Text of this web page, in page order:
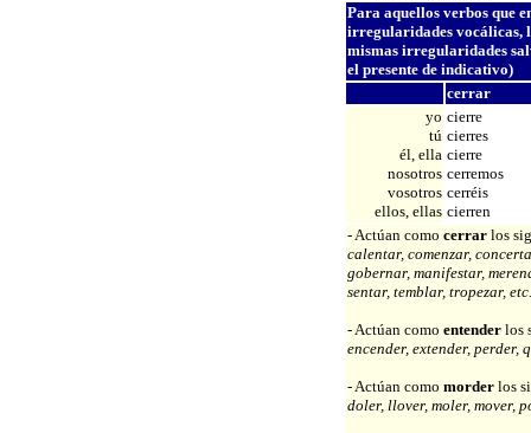
Para aquellos verbos que
irregularidades vocálicas,
mismas irregularidades
el presente de indicativo)
cerrar
yo
tú
él, ella
nosotros
vosotros
ellos, ellas
cierre
cierres
cierre
cerremos
cerréis
cierren
- Actúan como cerrarlos
calentar, comenzar,
gobernar, manifestar,
sentar, temblar, tropezar, etc.
- Actúan como entenderlos
encender, extender, perder,
- Actúan como morderlos
doler, llover, moler, mover,